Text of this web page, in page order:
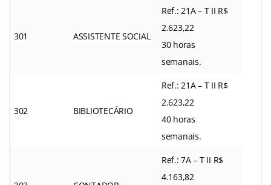
301 ASSISTENTE SOCIAL
Ref.: 21A – T II R$
2.623,22
30 horas
semanais.
302 BIBLIOTECÁRIO
Ref.: 21A – T II R$
2.623,22
40 horas
semanais.
Ref.: 7A – T II R$
4.163,82